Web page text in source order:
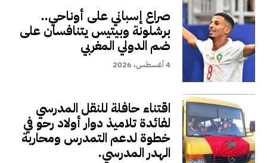
صراع إسباني على أوناحي..
برشلونة وبيتيس يتنافسان على
ضم الدولي المغربي
4 أغسطس، 2026
اقتناء حافلة للنقل المدرسي
لفائدة تلاميذ دوار أولاد رحو في
خطوة لدعم التمدرس ومحاربة
الهدر المدرسي.